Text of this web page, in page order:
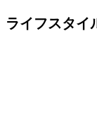
ライフスタイ